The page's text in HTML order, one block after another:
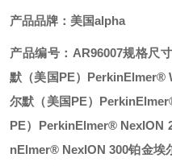
产品品牌：美国alpha
产品编号：AR96007规格尺
默（美国PE）PerkinElmer®
尔默（美国PE）
PE）PerkinElmer® NexION
nElmer® NexION 300铂金埃